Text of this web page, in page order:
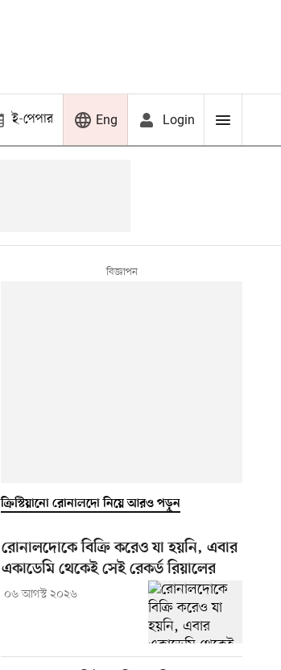
ই-পেপার Eng Login
ক্রিস্টিয়ানো রোনালদো নিয়ে আরও পড়ুন
রোনালদোকে বিক্রি করেও যা হয়নি, এবার
একাডেমি থেকেই সেই রেকর্ড রিয়ালের
০৬ আগস্ট ২০২৬